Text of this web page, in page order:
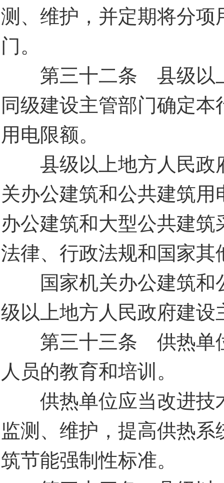
测、维护，并定期将分
门。
第三十二条 县级以上
同级建设主管部门确定
用电限额。
县级以上地方人民政
关办公建筑和公共建筑
办公建筑和大型公共建
法律、行政法规和国家
国家机关办公建筑和
级以上地方人民政府建
第三十三条 供热单位
人员的教育和培训。
供热单位应当改进技
监测、维护，提高供热
筑节能强制性标准。